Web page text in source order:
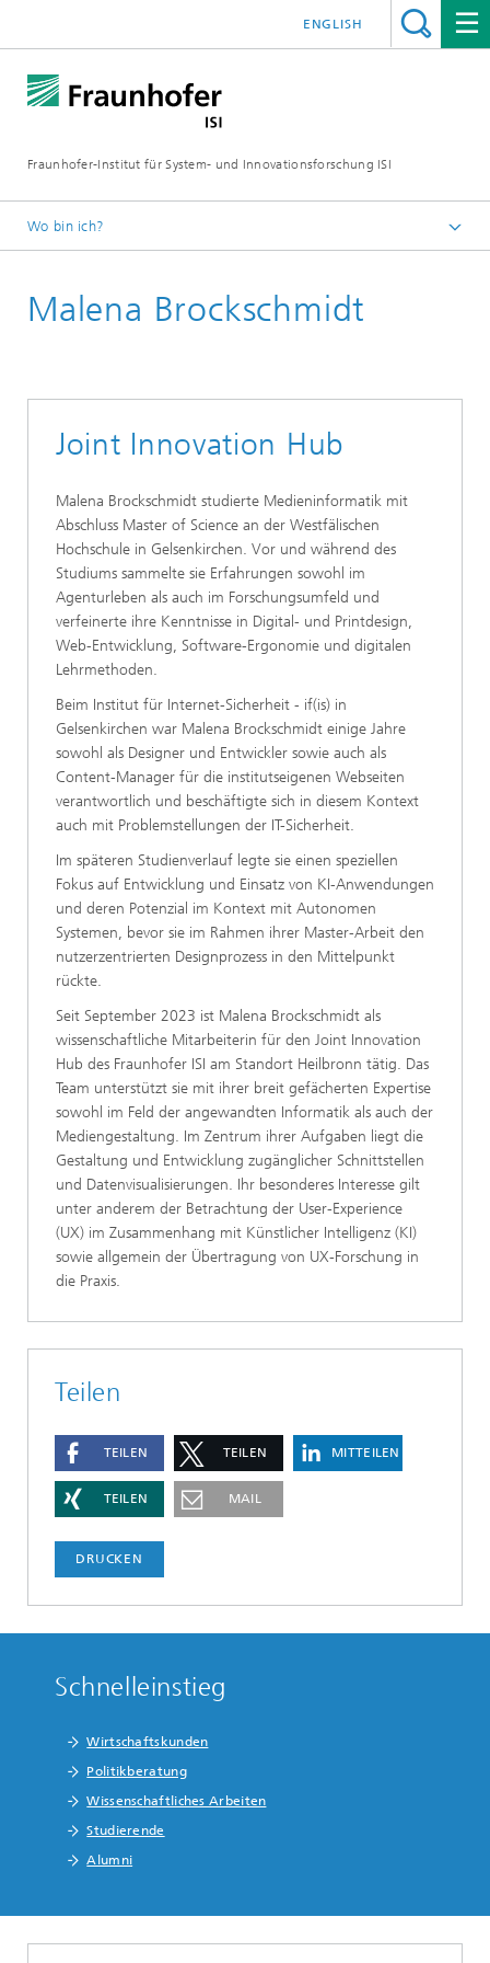
Fraunhofer-Institut für System- und Innovationsforschung ISI
ENGLISH
Wo bin ich?
Joint Innovation Hub
Malena Brockschmidt
Joint Innovation Hub
Malena Brockschmidt studierte Medieninformatik mit
Abschluss Master of Science an der Westfälischen
Hochschule in Gelsenkirchen. Vor und während des
Studiums sammelte sie Erfahrungen sowohl im
Agenturleben als auch im Forschungsumfeld und
verfeinerte ihre Kenntnisse in Digital- und Printdesign,
Web-Entwicklung, Software-Ergonomie und digitalen
Lehrmethoden.
Beim Institut für Internet-Sicherheit - if(is) in
Gelsenkirchen war Malena Brockschmidt einige Jahre
sowohl als Designer und Entwickler sowie auch als
Content-Manager für die institutseigenen Webseiten
verantwortlich und beschäftigte sich in diesem Kontext
auch mit Problemstellungen der IT-Sicherheit.
Im späteren Studienverlauf legte sie einen speziellen
Fokus auf Entwicklung und Einsatz von KI-Anwendungen
und deren Potenzial im Kontext mit Autonomen
Systemen, bevor sie im Rahmen ihrer Master-Arbeit den
nutzerzentrierten Designprozess in den Mittelpunkt
rückte.
Seit September 2023 ist Malena Brockschmidt als
wissenschaftliche Mitarbeiterin für den Joint Innovation
Hub des Fraunhofer ISI am Standort Heilbronn tätig. Das
Team unterstützt sie mit ihrer breit gefächerten Expertise
sowohl im Feld der angewandten Informatik als auch der
Mediengestaltung. Im Zentrum ihrer Aufgaben liegt die
Gestaltung und Entwicklung zugänglicher Schnittstellen
und Datenvisualisierungen. Ihr besonderes Interesse gilt
unter anderem der Betrachtung der User-Experience
(UX) im Zusammenhang mit Künstlicher Intelligenz (KI)
sowie allgemein der Übertragung von UX-Forschung in
die Praxis.
Teilen
TEILEN TEILEN MITTEILEN
TEILEN MAIL
DRUCKEN
Schnelleinstieg
Wirtschaftskunden
Politikberatung
Wissenschaftliches Arbeiten
Studierende
Alumni